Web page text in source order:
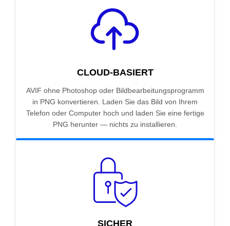
CLOUD-BASIERT
AVIF ohne Photoshop oder Bildbearbeitungsprogramm
in PNG konvertieren. Laden Sie das Bild von Ihrem
Telefon oder Computer hoch und laden Sie eine fertige
PNG herunter — nichts zu installieren.
SICHER